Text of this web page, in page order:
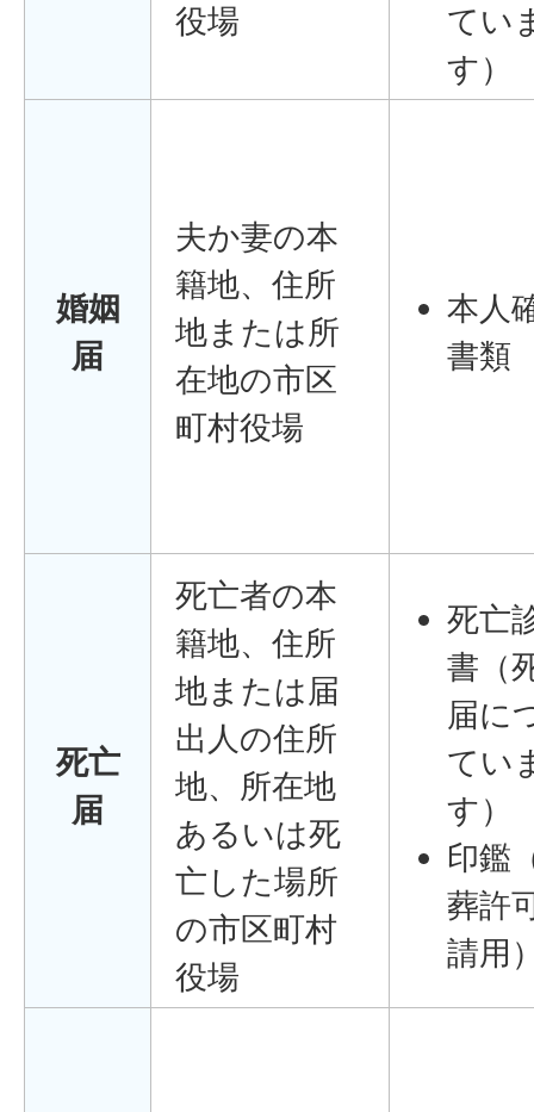
役場
てい
す）
婚姻
届
夫か妻の本
籍地、住所
地または所
在地の市区
町村役場
本人
書類
死亡
届
死亡者の本
籍地、住所
地または届
出人の住所
地、所在地
あるいは死
亡した場所
の市区町村
役場
死亡
書（
届に
てい
す）
印鑑
葬許
請用